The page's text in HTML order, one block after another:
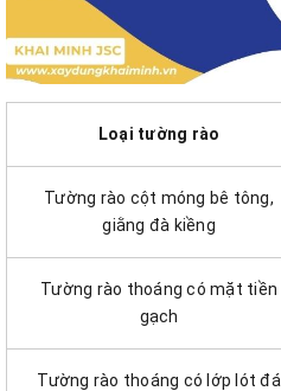
Loại tường rào
Tường rào cột móng bê tông,
giằng đà kiềng
Tường rào thoáng có mặt tiền
gạch
Tường rào thoáng có lớp lót đá